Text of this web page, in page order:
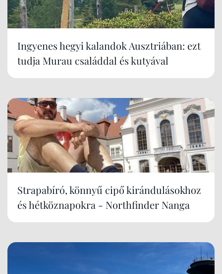
Ingyenes hegyi kalandok Ausztriában: ezt
tudja Murau családdal és kutyával
Strapabíró, könnyű cipő kirándulásokhoz
és hétköznapokra - Northfinder Nanga